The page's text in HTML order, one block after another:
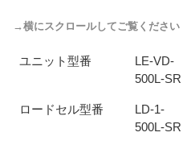
ユニット型番
LE-VD-
500L-SR
ロードセル型番
LD-1-
500L-SR